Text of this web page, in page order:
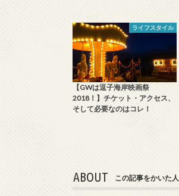
ライフスタイル
【GWは逗子海岸映画祭
2018！】チケット・アクセス、
そして必要なのはコレ！
ABOUT この記事をかいた人